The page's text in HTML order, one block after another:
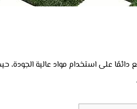
على استخدام مواد عالية الجودة،